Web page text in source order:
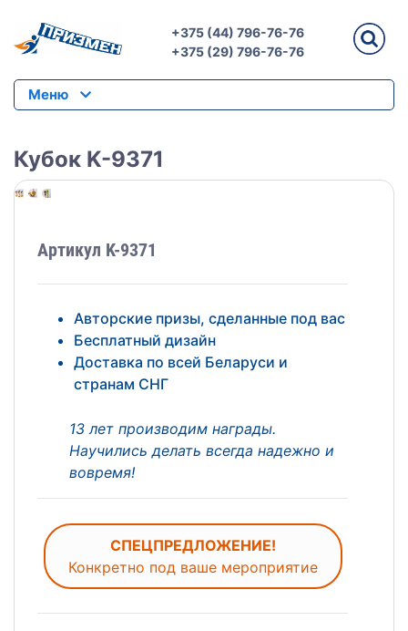
+375 (44) 796-76-76
+375 (29) 796-76-76
Меню
Кубок K-9371
Артикул K-9371
Авторские призы, сделанные под вас
Бесплатный дизайн
Доставка по всей Беларуси и
странам СНГ
13 лет производим награды.
Научились делать всегда надежно и
вовремя!
СПЕЦПРЕДЛОЖЕНИЕ!
Конкретно под ваше мероприятие